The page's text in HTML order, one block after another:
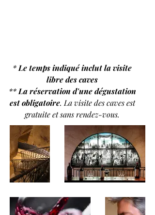
* Le temps indiqué inclut la visite
libre des caves
** La réservation d'une dégustation
est obligatoire. La visite des caves est
gratuite et sans rendez-vous.